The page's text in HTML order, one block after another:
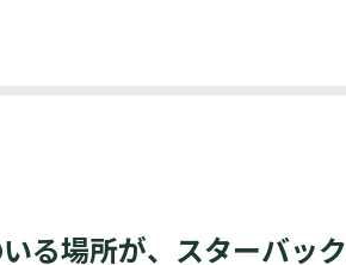
る場所が、スターバック